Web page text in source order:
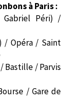
à Paris :
Gabriel Péri) /
/ Opéra / Saint
Bastille / Parvis
/ Gare de